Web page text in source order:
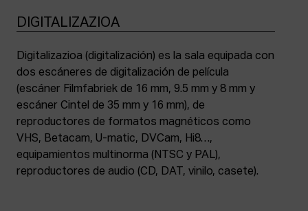
DIGITALIZAZIOA
Digitalizazioa (digitalización) es la sala equipada con
dos escáneres de digitalización de película
(escáner Filmfabriek de 16 mm, 9.5 mm y 8 mm y
escáner Cintel de 35 mm y 16 mm), de
reproductores de formatos magnéticos como
VHS, Betacam, U-matic, DVCam, Hi8…,
equipamientos multinorma (NTSC y PAL),
reproductores de audio (CD, DAT, vinilo, casete).